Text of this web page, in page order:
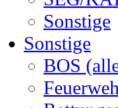
Sonstige
Sonstige
BOS